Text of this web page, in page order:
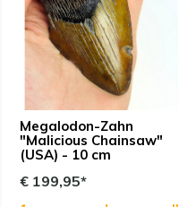
Megalodon-Zahn
"Malicious Chainsaw"
(USA) - 10 cm
€ 199,95*